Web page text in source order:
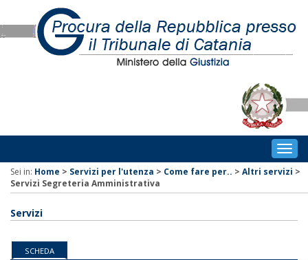
Sei in: Home > Servizi per l'utenza > Come fare per.. > Altri servizi >
Servizi Segreteria Amministrativa
Servizi
SCHEDA